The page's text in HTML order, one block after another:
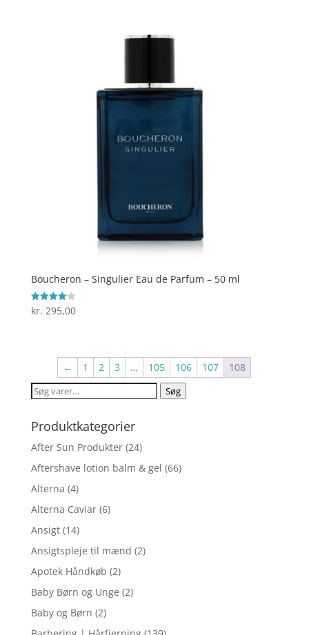
Boucheron – Singulier Eau de Parfum – 50 ml
Vurderet
4.1
kr. 295,00
← 1 2 3 … 105 106 107
108
Søg
Søg
Produktkategorier
After Sun Produkter (24)
Aftershave lotion balm & gel (66)
Alterna (4)
Alterna Caviar (6)
Ansigt (14)
Ansigtspleje til mænd (2)
Apotek Håndkøb (2)
Baby Børn og Unge (2)
Baby og Børn (2)